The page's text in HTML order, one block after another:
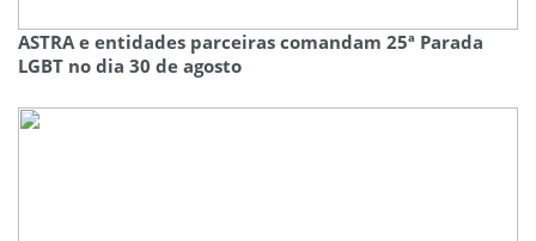
ASTRA e entidades parceiras comandam 25ª Parada
LGBT no dia 30 de agosto